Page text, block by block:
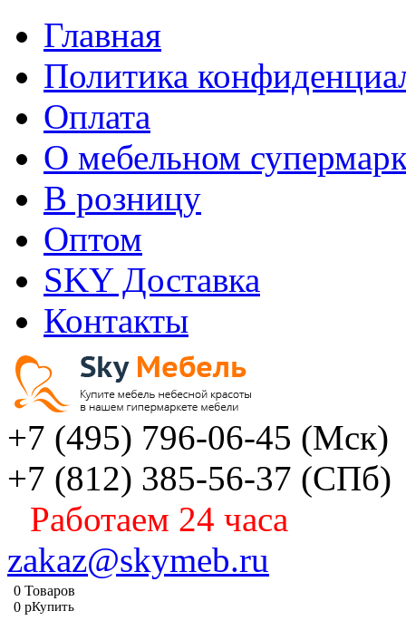
Главная
Политика
Оплата
О мебельном
В розницу
Оптом
SKY Доставка
Контакты
+7 (495) 796-06-45 (Мск)
+7 (812) 385-56-37 (СПб)
Работаем 24 часа
zakaz@skymeb.ru
0 Товаров
0 pКупить